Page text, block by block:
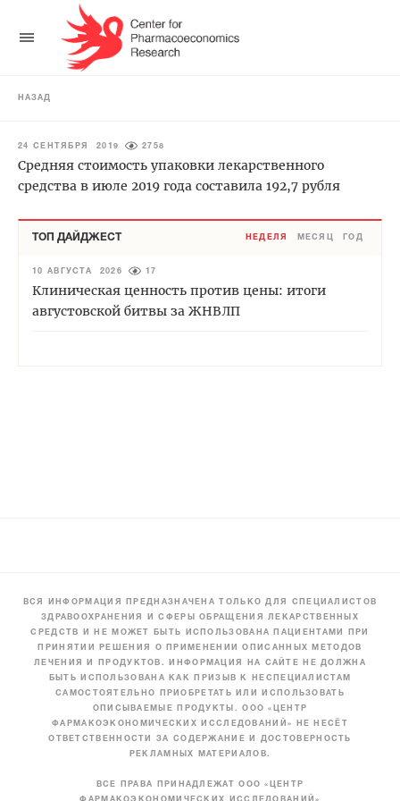
НАЗАД
24 СЕНТЯБРЯ 2019 2758
Средняя стоимость упаковки лекарственного
средства в июле 2019 года составила 192,7 рубля
ТОП ДАЙДЖЕСТ НЕДЕЛЯ МЕСЯЦ ГОД
10 АВГУСТА 2026 17
Клиническая ценность против цены: итоги
августовской битвы за ЖНВЛП
ВСЯ ИНФОРМАЦИЯ ПРЕДНАЗНАЧЕНА ТОЛЬКО ДЛЯ СПЕЦИАЛИСТОВ
ЗДРАВООХРАНЕНИЯ И СФЕРЫ ОБРАЩЕНИЯ ЛЕКАРСТВЕННЫХ
СРЕДСТВ И НЕ МОЖЕТ БЫТЬ ИСПОЛЬЗОВАНА ПАЦИЕНТАМИ ПРИ
ПРИНЯТИИ РЕШЕНИЯ О ПРИМЕНЕНИИ ОПИСАННЫХ МЕТОДОВ
ЛЕЧЕНИЯ И ПРОДУКТОВ. ИНФОРМАЦИЯ НА САЙТЕ НЕ ДОЛЖНА
БЫТЬ ИСПОЛЬЗОВАНА КАК ПРИЗЫВ К НЕСПЕЦИАЛИСТАМ
САМОСТОЯТЕЛЬНО ПРИОБРЕТАТЬ ИЛИ ИСПОЛЬЗОВАТЬ
ОПИСЫВАЕМЫЕ ПРОДУКТЫ. ООО «ЦЕНТР
ФАРМАКОЭКОНОМИЧЕСКИХ ИССЛЕДОВАНИЙ» НЕ НЕСЁТ
ОТВЕТСТВЕННОСТИ ЗА СОДЕРЖАНИЕ И ДОСТОВЕРНОСТЬ
РЕКЛАМНЫХ МАТЕРИАЛОВ.
ВСЕ ПРАВА ПРИНАДЛЕЖАТ ООО «ЦЕНТР